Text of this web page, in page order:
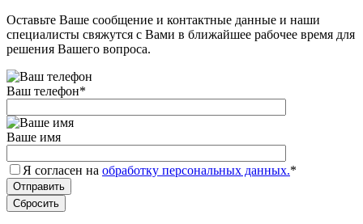
Оставьте Ваше сообщение и контактные данные и наши
специалисты свяжутся с Вами в ближайшее рабочее время для
решения Вашего вопроса.
Ваш телефон*
Ваше имя
Я согласен на обработку персональных данных.*